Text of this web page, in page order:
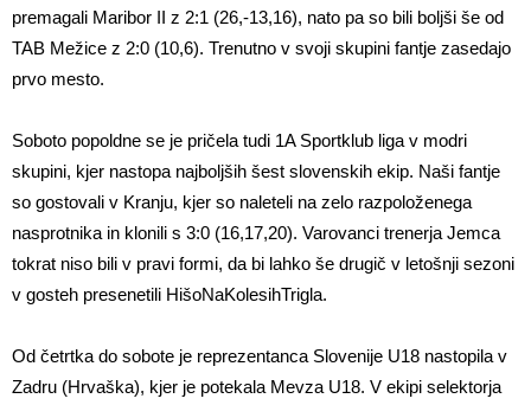
premagali Maribor II z 2:1 (26,-13,16), nato pa so bili boljši še od
TAB Mežice z 2:0 (10,6). Trenutno v svoji skupini fantje zasedajo
prvo mesto.
Soboto popoldne se je pričela tudi 1A Sportklub liga v modri
skupini, kjer nastopa najboljših šest slovenskih ekip. Naši fantje
so gostovali v Kranju, kjer so naleteli na zelo razpoloženega
nasprotnika in klonili s 3:0 (16,17,20). Varovanci trenerja Jemca
tokrat niso bili v pravi formi, da bi lahko še drugič v letošnji sezoni
v gosteh presenetili HišoNaKolesihTrigla.
Od četrtka do sobote je reprezentanca Slovenije U18 nastopila v
Zadru (Hrvaška), kjer je potekala Mevza U18. V ekipi selektorja